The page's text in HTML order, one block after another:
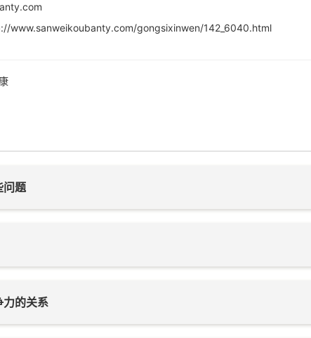
www.sanweikoubanty.com/gongsixinwen/142_6040.html
问题
力的关系